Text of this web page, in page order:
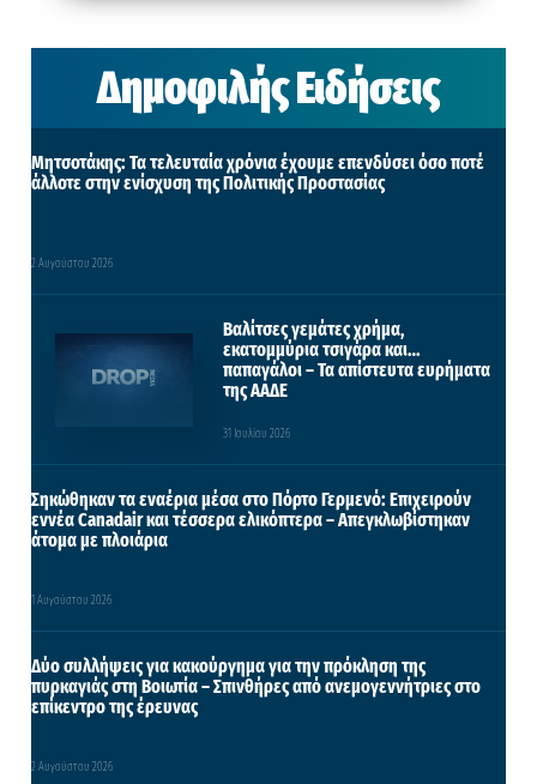
Δημοφιλής Ειδήσεις
Μητσοτάκης: Τα τελευταία χρόνια έχουμε επενδύσει όσο ποτέ
άλλοτε στην ενίσχυση της Πολιτικής Προστασίας
2 Αυγούστου 2026
Βαλίτσες γεμάτες χρήμα,
εκατομμύρια τσιγάρα και…
παπαγάλοι – Τα απίστευτα ευρήματα
της ΑΑΔΕ
31 Ιουλίου 2026
Σηκώθηκαν τα εναέρια μέσα στο Πόρτο Γερμενό: Επιχειρούν
εννέα Canadair και τέσσερα ελικόπτερα – Απεγκλωβίστηκαν
άτομα με πλοιάρια
1 Αυγούστου 2026
Δύο συλλήψεις για κακούργημα για την πρόκληση της
πυρκαγιάς στη Βοιωτία – Σπινθήρες από ανεμογεννήτριες στο
επίκεντρο της έρευνας
2 Αυγούστου 2026